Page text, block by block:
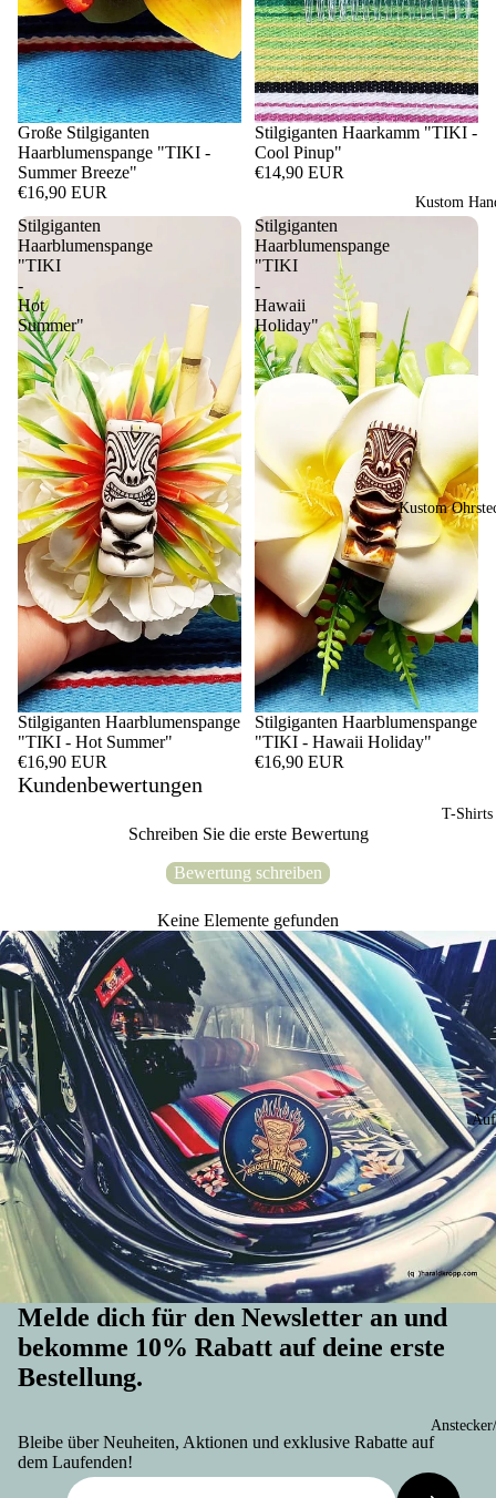
Kustom
Kustom
T-
Große Stilgiganten
Haarblumenspange "TIKI -
Summer Breeze"
€16,90 EUR
Stilgiganten Haarkamm "TIKI -
Cool Pinup"
€14,90 EUR
Stilgiganten
Haarblumenspange
"TIKI
-
Hot
Summer"
Stilgiganten Haarblumenspange
"TIKI - Hot Summer"
€16,90 EUR
Stilgiganten
Haarblumenspange
"TIKI
-
Hawaii
Holiday"
Stilgiganten Haarblumenspange
"TIKI - Hawaii Holiday"
€16,90 EUR
Kundenbewertungen
Schreiben Sie die erste Bewertung
Bewertung schreiben
Keine Elemente gefunden
Melde dich für den Newsletter an und
bekomme 10% Rabatt auf deine erste
Bestellung.
Bleibe über Neuheiten, Aktionen und exklusive Rabatte auf
dem Laufenden!
AGB
Versand